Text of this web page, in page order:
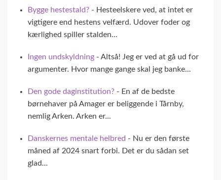
Bygge hestestald? - Hesteelskere ved, at intet er
vigtigere end hestens velfærd. Udover foder og
kærlighed spiller stalden...
Ingen undskyldning - Altså! Jeg er ved at gå ud for
argumenter. Hvor mange gange skal jeg banke...
Den gode daginstitution? - En af de bedste
børnehaver på Amager er beliggende i Tårnby,
nemlig Arken. Arken er...
Danskernes mentale helbred - Nu er den første
måned af 2024 snart forbi. Det er du sådan set
glad...